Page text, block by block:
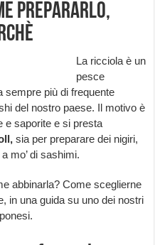
prepararlo,
La ricciola è un
pesce
sempre più di frequente
del nostro paese. Il motivo è
e saporite e si presta
sia per preparare dei nigiri,
mo’ di sashimi.
abbinarla? Come sceglierne
in una guida su uno dei nostri